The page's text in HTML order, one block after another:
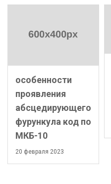
особенности
проявления
абсцедирующего
фурункула код по
МКБ-10
20 февраля 2023